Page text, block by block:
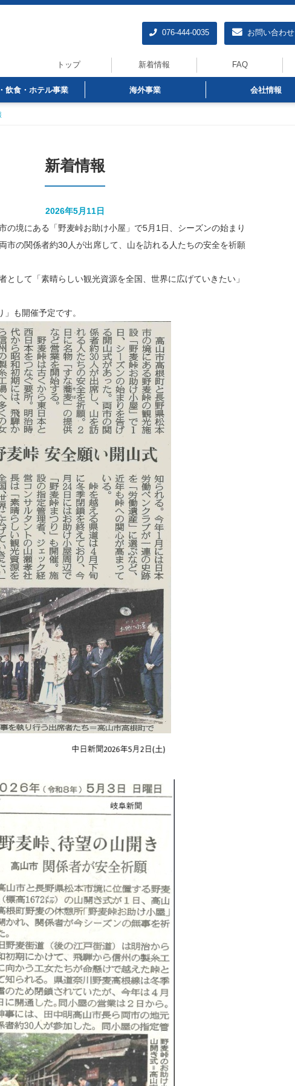
076-444-0035 お問い合わせ
トップ 新着情報 FAQ
飲食・ホテル事業 海外事業 会社情報
新着情報
2026年5月11日
の境にある「野麦峠お助け小屋」で5月1日、シーズンの始まり
市の関係者約30人が出席して、山を訪れる人たちの安全を祈願
として「素晴らしい観光資源を全国、世界に広げていきたい」
も開催予定です。